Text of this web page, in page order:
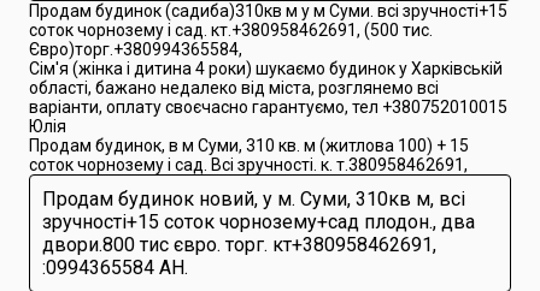
Продам будинок (садиба)310кв м у м Суми. всі зручності+15
соток чорнозему і сад. кт.+380958462691, (500 тис.
Євро)торг.+380994365584,
Сім'я (жінка і дитина 4 роки) шукаємо будинок у Харківській
області, бажано недалеко від міста, розглянемо всі
варіанти, оплату своєчасно гарантуємо, тел +380752010015
Юлія
Продам будинок, в м Суми, 310 кв. м (житлова 100) + 15
соток чорнозему і сад. Всі зручності. к. т.380958462691,
Продам будинок новий, у м. Суми, 310кв м, всі
зручності+15 соток чорнозему+сад плодон., два
двори.800 тис євро. торг. кт+380958462691,
:0994365584 АН.